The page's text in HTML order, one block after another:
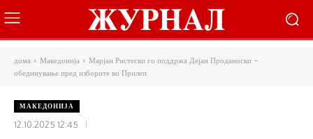
дома Македонија
Марјан Ристески го поддржа Дејан Проданоски –
обединување пред изборите во Прилеп
МАКЕДОНИЈА
12.10.2025 12:45